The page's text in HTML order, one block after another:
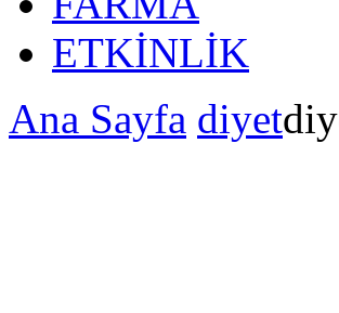
ETKİNLİK
Ana Sayfa diyet